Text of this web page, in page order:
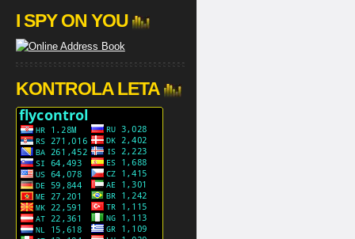
I SPY ON YOU
KONTROLA LETA